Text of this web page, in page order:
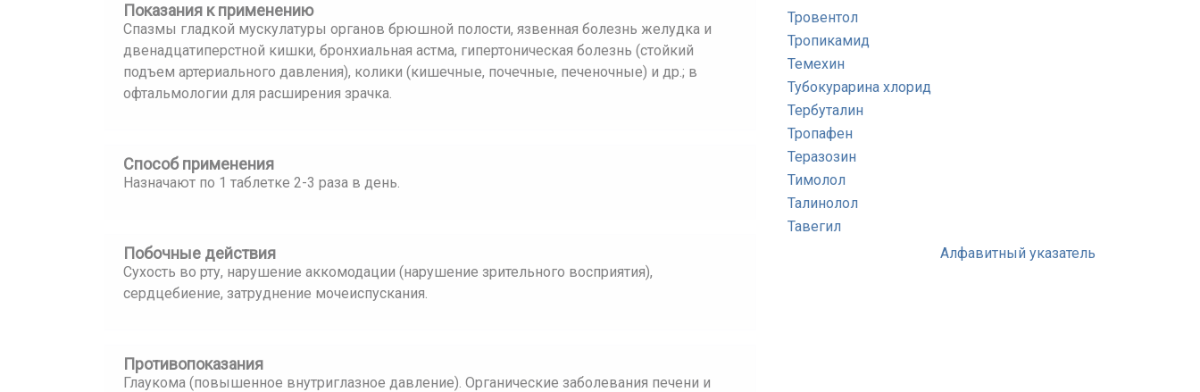
Показания к применению
Спазмы гладкой мускулатуры органов брюшной полости, язвенная болезнь желудка и
двенадцатиперстной кишки, бронхиальная астма, гипертоническая болезнь (стойкий
подъем артериального давления), колики (кишечные, почечные, печеночные) и др.; в
офтальмологии для расширения зрачка.
Способ применения
Назначают по 1 таблетке 2-3 раза в день.
Побочные действия
Сухость во рту, нарушение аккомодации (нарушение зрительного восприятия),
сердцебиение, затруднение мочеиспускания.
Противопоказания
Глаукома (повышенное внутриглазное давление). Органические заболевания печени и
Тровентол
Тропикамид
Темехин
Тубокурарина хлорид
Тербуталин
Тропафен
Теразозин
Тимолол
Талинолол
Тавегил
Алфавитный указатель